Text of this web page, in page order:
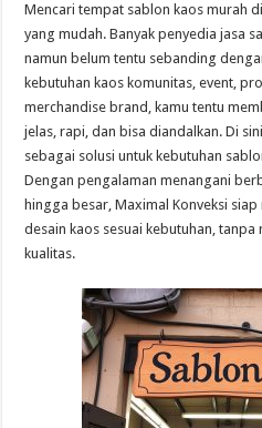
Mencari tempat sablon kaos murah
yang mudah. Banyak penyedia jasa
namun belum tentu sebanding
kebutuhan kaos komunitas, event,
merchandise brand, kamu tentu
jelas, rapi, dan bisa diandalkan. Di
sebagai solusi untuk kebutuhan
Dengan pengalaman menangani
hingga besar, Maximal Konveksi
desain kaos sesuai kebutuhan,
kualitas.